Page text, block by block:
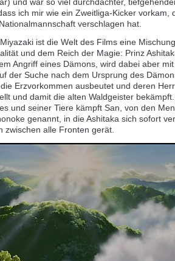
und war so viel durchdachter,
ich mir wie ein Zweitliga-Kicker vorkam,
verschlagen hat.
ist die Welt des Films eine
und dem Reich der Magie: Prinz
Angriff eines Dämons, wird dabei aber
der Suche nach dem Ursprung des
Erzvorkommen ausbeutet und deren
und damit die alten Waldgeister
und seiner Tiere kämpft San, von den
genannt, in die Ashitaka sich sofort
zwischen alle Fronten gerät.